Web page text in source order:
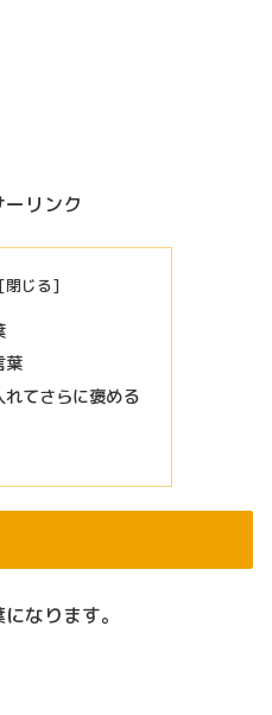
ーリンク
葉
てさらに褒める
なります。